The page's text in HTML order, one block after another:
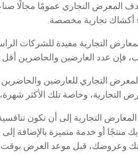
المعرض التجاري عمومًا مجالًا
أكشاك تجارية مخصصة.
التجارية مفيدة للشركات
فإن عدد العارضين والحاضرين
المعرض التجاري للعارضين
التجارية، وخاصة تلك الأكثر
التجارية إلى أن تكون
منتجًا أو خدمة متميزة بالإضافة
وعروضك، قبل موعد العرض بوقت